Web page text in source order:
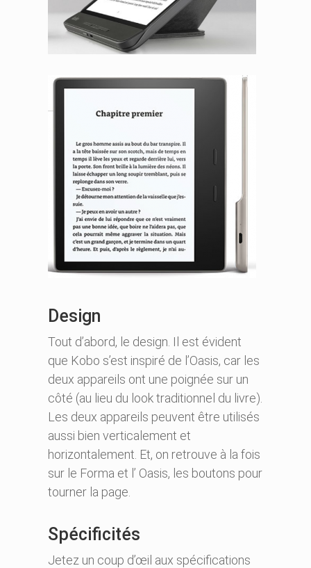
Design
Tout d’abord, le design. Il est évident
que Kobo s’est inspiré de l’Oasis, car les
deux appareils ont une poignée sur un
côté (au lieu du look traditionnel du livre).
Les deux appareils peuvent être utilisés
aussi bien verticalement et
horizontalement. Et, on retrouve à la fois
sur le Forma et l’ Oasis, les boutons pour
tourner la page.
Spécificités
Jetez un coup d’œil aux spécifications